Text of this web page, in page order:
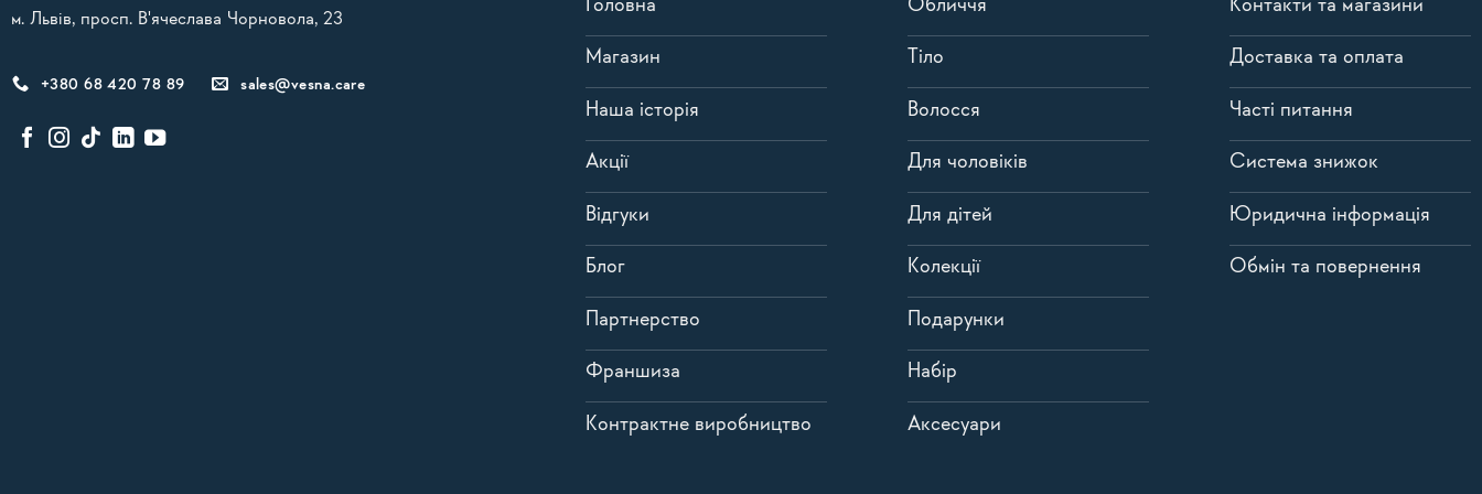
м. Львів, просп. В'ячеслава Чорновола, 23
+380 68 420 78 89 sales@vesna.care
Головна
Магазин
Наша історія
Акції
Відгуки
Блог
Партнерство
Франшиза
Контрактне виробництво
Обличчя
Тіло
Волосся
Для чоловіків
Для дітей
Колекції
Подарунки
Набір
Аксесуари
Контакти та магазини
Доставка та оплата
Часті питання
Система знижок
Юридична інформація
Обмін та повернення